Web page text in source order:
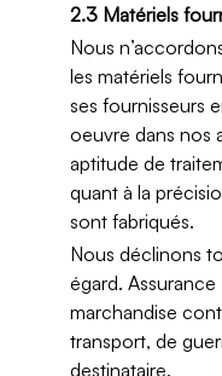
2.3 Matériels
Nous
les matériels
ses fournisseurs
oeuvre dans nos
aptitude de
quant à la
sont fabriqués.
Nous déclinons
égard. Assurance
marchandise
transport, de
destinataire.